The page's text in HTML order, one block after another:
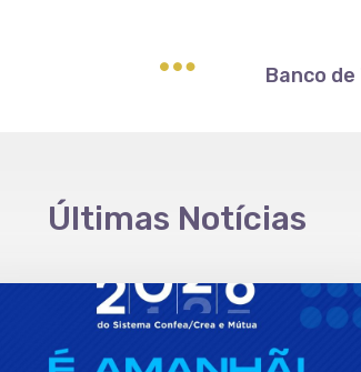
Últimas Notícias